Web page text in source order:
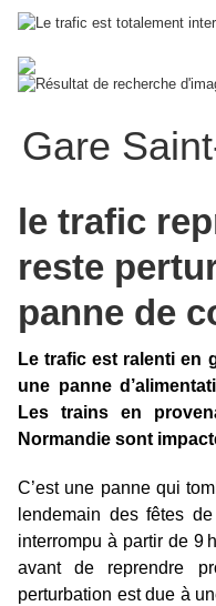
Gare
le trafic
reste
panne de
Le trafic est ralenti en
une panne
Les trains en
Normandie sont
C’est une panne qui
lendemain des fêtes
interrompu à partir de 9
avant de reprendre
perturbation est due à